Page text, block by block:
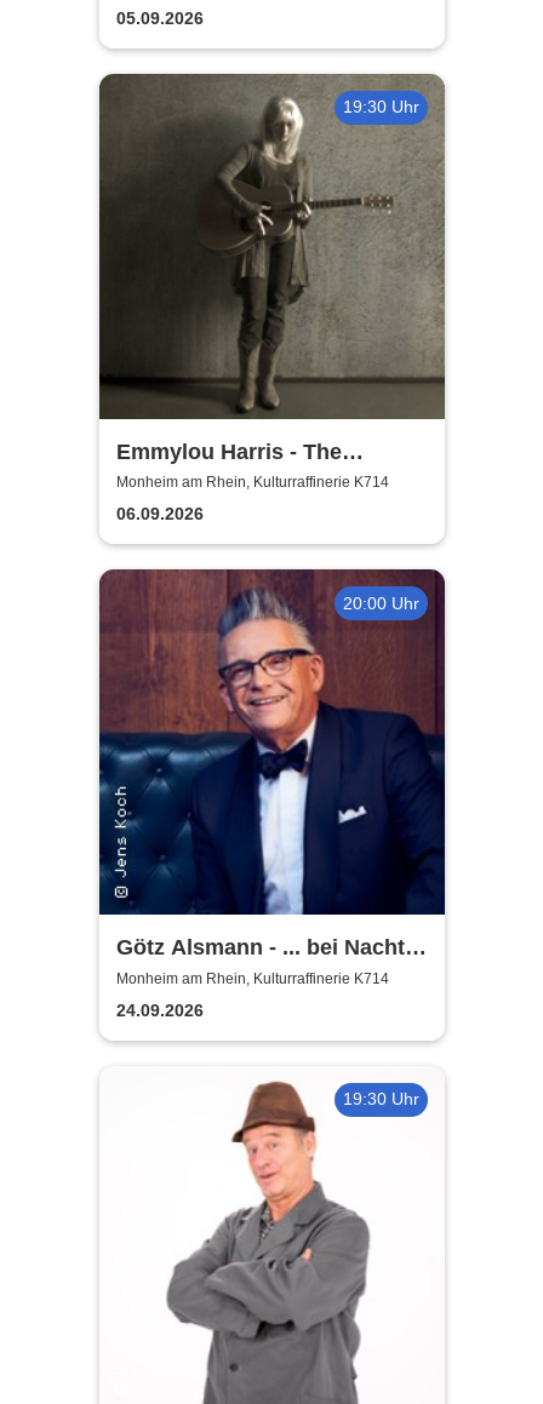
05.09.2026
19:30 Uhr
Emmylou Harris - The
European Farewell Tour
Monheim am Rhein, Kulturraffinerie K714
06.09.2026
20:00 Uhr
Götz Alsmann - ... bei Nacht
...
Monheim am Rhein, Kulturraffinerie K714
24.09.2026
19:30 Uhr